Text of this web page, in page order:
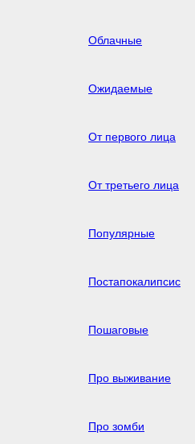
Облачные
Ожидаемые
От первого лица
От третьего лица
Популярные
Постапокалипсис
Пошаговые
Про выживание
Про зомби